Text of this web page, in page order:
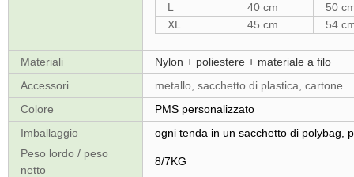
L
40 cm
50
XL
45 cm 54
Materiali
Nylon + poliestere + materiale a filo
Accessori
metallo, sacchetto di plastica, cartone
Colore
PMS personalizzato
Imballaggio
ogni tenda in un sacchetto di polybag,
Peso lordo / peso
netto
8/7KG